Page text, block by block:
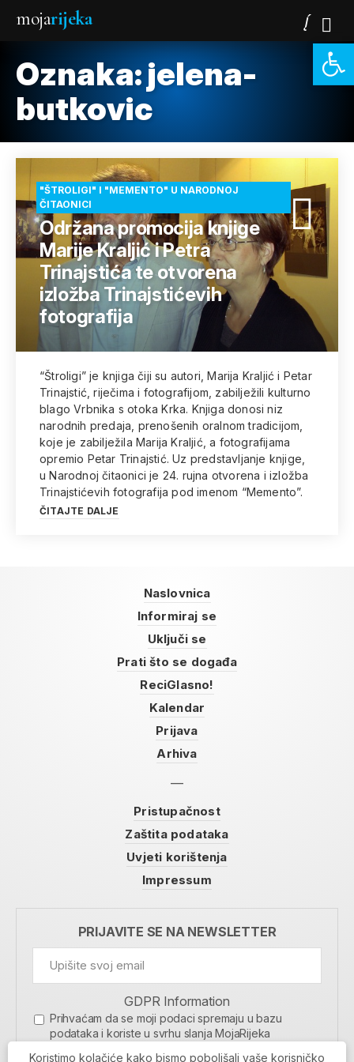
mojarijeka
Oznaka:jelena-
butkovic
"ŠTROLIGI" I "MEMENTO" U NARODNOJ
ČITAONICI
Održana promocija knjige
Marije Kraljić i Petra
Trinajstića te otvorena
izložba Trinajstićevih
fotografija
“Štroligi” je knjiga čiji su autori, Marija Kraljić i Petar
Trinajstić, riječima i fotografijom, zabilježili kulturno
blago Vrbnika s otoka Krka. Knjiga donosi niz
narodnih predaja, prenošenih oralnom tradicijom,
koje je zabilježila Marija Kraljić, a fotografijama
opremio Petar Trinajstić. Uz predstavljanje knjige,
u Narodnoj čitaonici je 24. rujna otvorena i izložba
Trinajstićevih fotografija pod imenom “Memento”.
ČITAJTE DALJE
Naslovnica
Informiraj se
Uključi se
Prati što se događa
ReciGlasno!
Kalendar
Prijava
Arhiva
Pristupačnost
Zaštita podataka
Uvjeti korištenja
Impressum
PRIJAVITE SE NA NEWSLETTER
GDPR Information
Prihvaćam da se moji podaci spremaju u bazu
podataka i koriste u svrhu slanja MojaRijeka
Koristimo kolačiće kako bismo poboljšali vaše korisničko